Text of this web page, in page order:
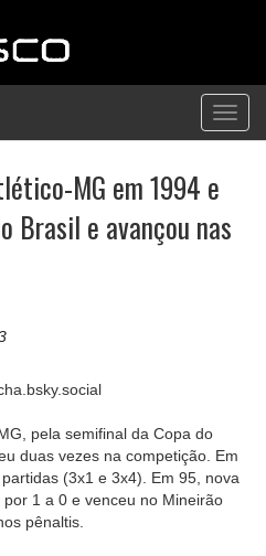
MG em 1994 e
Brasil e avançou nas
pela semifinal da Copa do
duas vezes na competição. Em
(3x1 e 3x4). Em 95, nova
1 a 0 e venceu no Mineirão
pênaltis.